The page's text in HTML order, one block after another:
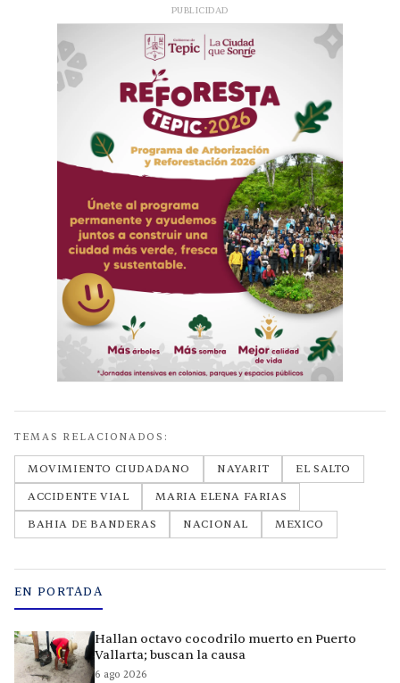
PUBLICIDAD
TEMAS RELACIONADOS:
MOVIMIENTO CIUDADANO NAYARIT
EL SALTO
ACCIDENTE VIAL
MARIA ELENA FARIAS
BAHIA DE BANDERAS
NACIONAL MEXICO
EN PORTADA
Hallan octavo cocodrilo muerto en Puerto
Vallarta; buscan la causa
6 ago 2026